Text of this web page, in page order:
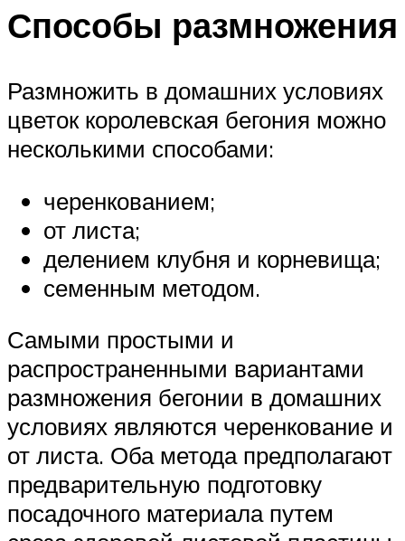
Способы размножения
Размножить в домашних условиях
цветок королевская бегония можно
несколькими способами:
черенкованием;
от листа;
делением клубня и корневища;
семенным методом.
Самыми простыми и
распространенными вариантами
размножения бегонии в домашних
условиях являются черенкование и
от листа. Оба метода предполагают
предварительную подготовку
посадочного материала путем